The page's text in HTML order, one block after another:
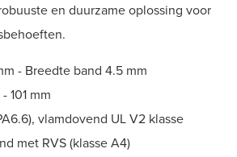
en duurzame oplossing voor
- Breedte band 4.5 mm
101 mm
vlamdovend UL V2 klasse
met RVS (klasse A4)